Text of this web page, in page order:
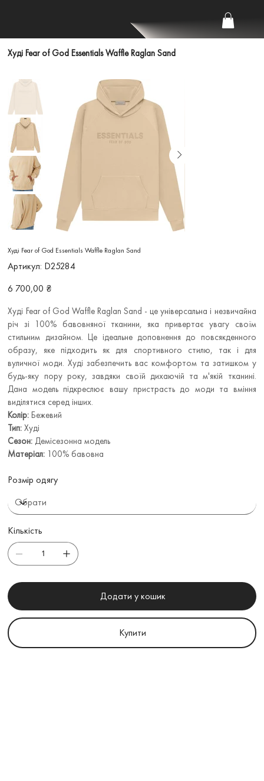
Худі Fear of God Essentials Waffle Raglan Sand
Худі Fear of God Essentials Waffle Raglan Sand
Артикул: Артикул
D25284
D25284
Ціна
6 700,00 ₴
Худі Fear of God Waffle Raglan Sand - це універсальна і незвичайна
річ зі 100% бавовняної тканини, яка привертає увагу своїм
стильним дизайном. Це ідеальне доповнення до повсякденного
образу, яке підходить як для спортивного стилю, так і для
вуличної моди. Худі забезпечить вас комфортом та затишком у
будь-яку пору року, завдяки своїй дихаючій та м'якій тканині.
Дана модель підкреслює вашу пристрасть до моди та вміння
виділятися серед інших.
Колір: Бежевий
Тип: Худі
Сезон: Демісезонна модель
Матеріал: 100% бавовна
Розмір одягу
Кількість
Додати у кошик
Купити